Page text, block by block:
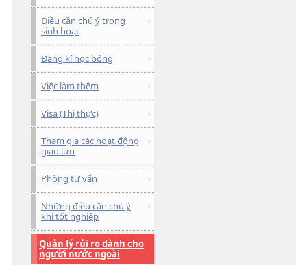
Điều cần chú ý trong
sinh hoạt
Đăng kí học bổng
Việc làm thêm
Visa (Thị thực)
Tham gia các hoạt động
giao lưu
Phòng tư vấn
Những điều cần chú ý
khi tốt nghiệp
Quản lý rủi ro dành cho
người nước ngoài